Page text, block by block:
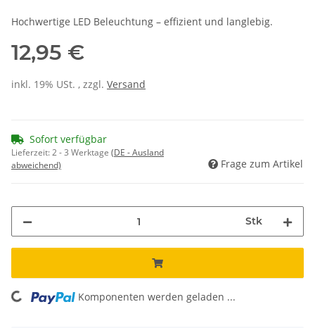
Hochwertige LED Beleuchtung – effizient und langlebig.
12,95 €
inkl. 19% USt. , zzgl. Versand
Sofort verfügbar
Lieferzeit:2 - 3 Werktage (DE - Ausland
abweichend)
Frage zum Artikel
Stk
Loading... Komponenten werden geladen ...